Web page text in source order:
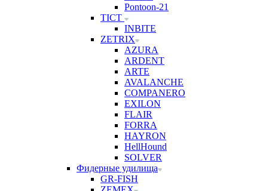
Pontoon-21
TICT
INBITE
ZETRIX
AZURA
ARDENT
ARTE
AVALANCHE
COMPANERO
EXILON
FLAIR
FORRA
HAYRON
HellHound
SOLVER
Фидерные удилища
GR-FISH